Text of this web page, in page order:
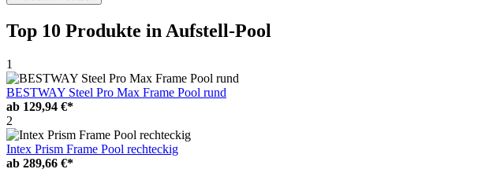
Top 10 Produkte in Aufstell-Pool
1
BESTWAY Steel Pro Max Frame Pool rund
ab 129,94 €*
2
Intex Prism Frame Pool rechteckig
ab 289,66 €*